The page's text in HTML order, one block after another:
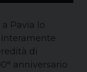
Pavia lo
di
anniversario